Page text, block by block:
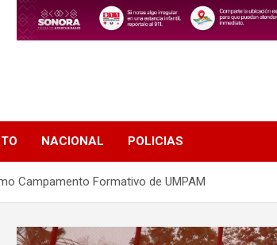
NACIONAL POLICIAS
Campamento Formativo de UMPAM